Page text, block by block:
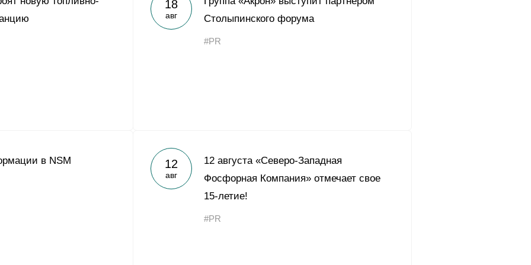
Yong Sheng Feng
Acron Argentina S.R.L
18
авг
Столыпинского форума
#PR
в NSM 12
авг
12 августа «Северо-Западная
Фосфорная Компания» отмечает свое
15-летие!
#PR